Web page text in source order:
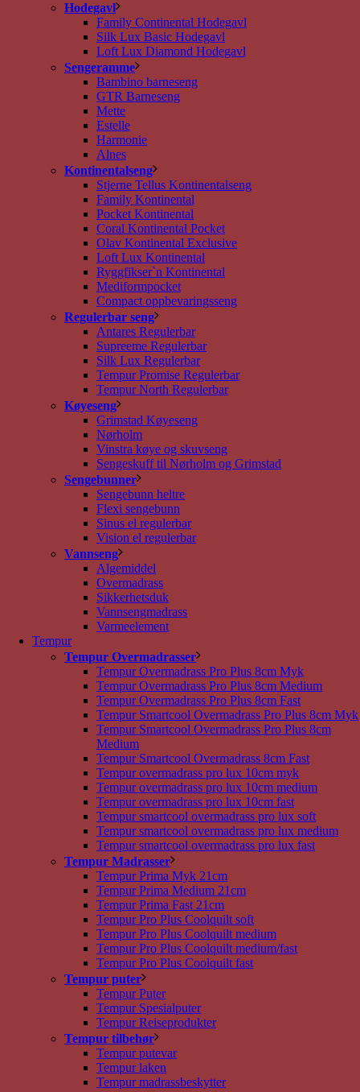
Hodegavl
Family Continental Hodegavl
Silk Lux Basic Hodegavl
Loft Lux Diamond Hodegavl
Sengeramme
Bambino barneseng
GTR Barneseng
Mette
Estelle
Harmonie
Alnes
Kontinentalseng
Stjerne Tellus Kontinentalseng
Family Kontinental
Pocket Kontinental
Coral Kontinental Pocket
Olav Kontinental Exclusive
Loft Lux Kontinental
Ryggfikser`n Kontinental
Mediformpocket
Compact oppbevaringsseng
Regulerbar seng
Antares Regulerbar
Supreeme Regulerbar
Silk Lux Regulerbar
Tempur Promise Regulerbar
Tempur North Regulerbar
Køyeseng
Grimstad Køyeseng
Nørholm
Vinstra køye og skuvseng
Sengeskuff til Nørholm og Grimstad
Sengebunner
Sengebunn heltre
Flexi sengebunn
Sinus el regulerbar
Vision el regulerbar
Vannseng
Algemiddel
Overmadrass
Sikkerhetsduk
Vannsengmadrass
Varmeelement
Tempur
Tempur Overmadrasser
Tempur Overmadrass Pro Plus 8cm Myk
Tempur Overmadrass Pro Plus 8cm Medium
Tempur Overmadrass Pro Plus 8cm Fast
Tempur Smartcool Overmadrass Pro Plus 8cm Myk
Tempur Smartcool Overmadrass Pro Plus 8cm
Medium
Tempur Smartcool Overmadrass 8cm Fast
Tempur overmadrass pro lux 10cm myk
Tempur overmadrass pro lux 10cm medium
Tempur overmadrass pro lux 10cm fast
Tempur smartcool overmadrass pro lux soft
Tempur smartcool overmadrass pro lux medium
Tempur smartcool overmadrass pro lux fast
Tempur Madrasser
Tempur Prima Myk 21cm
Tempur Prima Medium 21cm
Tempur Prima Fast 21cm
Tempur Pro Plus Coolquilt soft
Tempur Pro Plus Coolquilt medium
Tempur Pro Plus Coolquilt medium/fast
Tempur Pro Plus Coolquilt fast
Tempur puter
Tempur Puter
Tempur Spesialputer
Tempur Reiseprodukter
Tempur tilbehør
Tempur putevar
Tempur laken
Tempur madrassbeskytter